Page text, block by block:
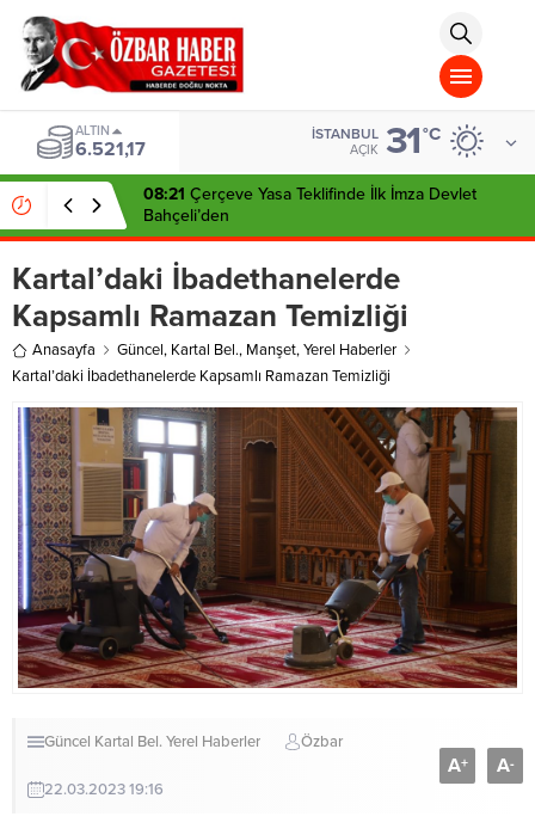
islami
chat
omegla
türk
sohbet
sohbet
dini
chat
ALTIN
6.521,17
İSTANBUL
AÇIK 31°C
08:21 Çerçeve Yasa Teklifinde İlk İmza Devlet
Bahçeli’den
Kartal’daki İbadethanelerde
Kapsamlı Ramazan Temizliği
Anasayfa Güncel, Kartal Bel., Manşet,Yerel Haberler
Kartal’daki İbadethanelerde Kapsamlı Ramazan Temizliği
Güncel Kartal Bel. Yerel Haberler Özbar
22.03.2023 19:16
A+ A-